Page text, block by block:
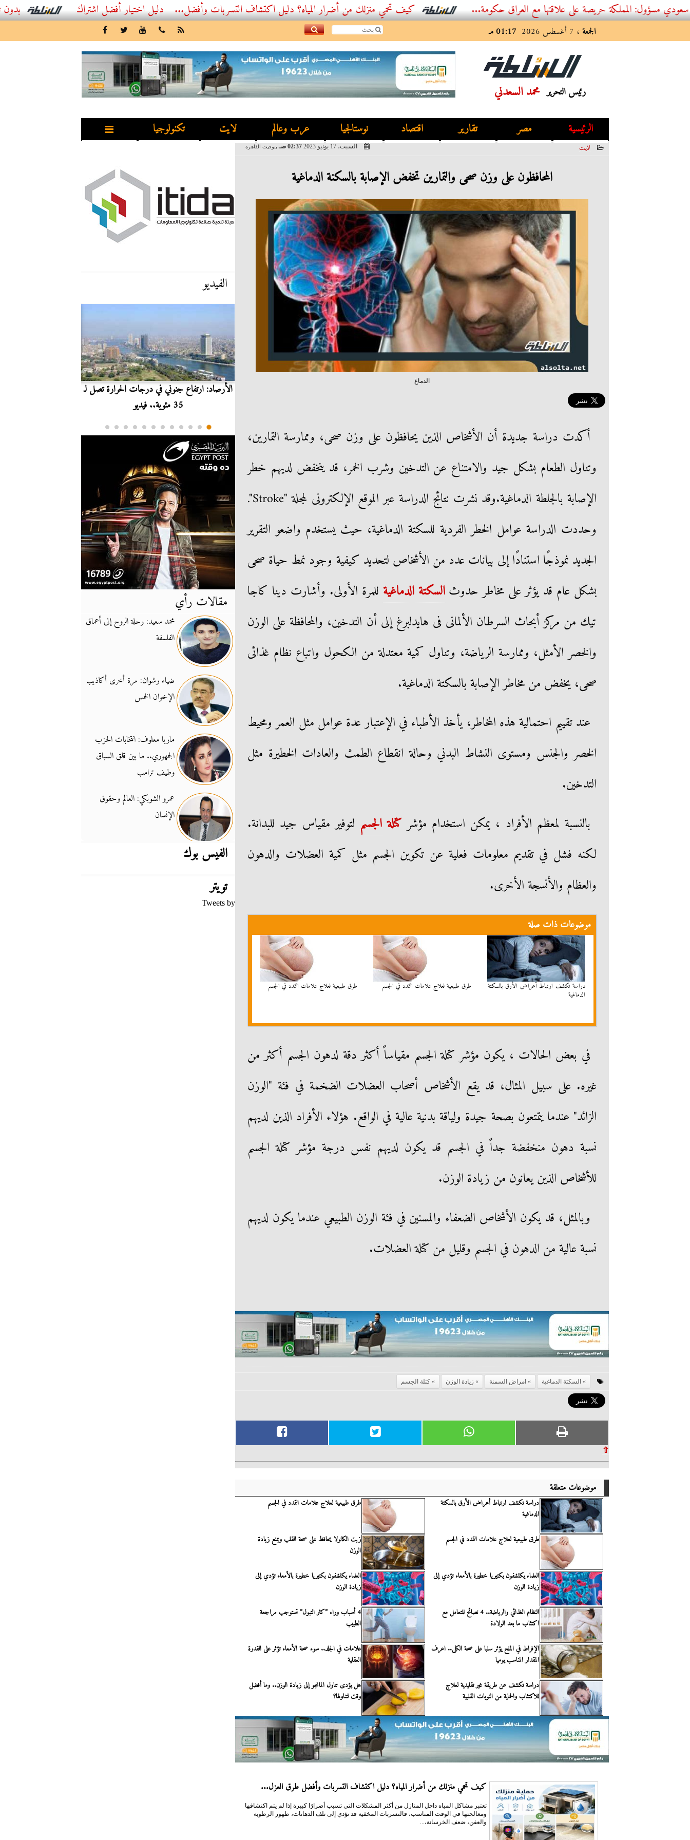
أفضل اشتراك IPTV بدون تقطيع 2026 – دليل المشاهد العصري حريصة على علاقتها مع العراق حكومة... كيف تحمي منزلك من أضرار المياه؟ دليل اكتشاف التسربات وأفضل...
الجمعة ، 7 أغسطس 2026 01:17 مـ
رئيس التحرير محمد السعدني
الرئيسية مصر تقارير اقتصاد نوستالجيا عرب وعالم لايت تكنولوجيا
لايت السبت، 17 يونيو 2023 02:37 صـ بتوقيت القاهرة
المحافظون على وزن صحى والتمارين تخفض الإصابة بالسكنة الدماغية
الدماغ
أكدت دراسة جديدة أن الأشخاص الذين يحافظون على وزن صحى، وممارسة التمارين،
وتناول الطعام بشكل جيد والامتناع عن التدخين وشرب الخمر، قد ينخفض لديهم خطر
الإصابة بالجلطة الدماغية.وقد نشرت نتائج الدراسة عبر الموقع الإلكترونى لمجلة "Stroke".
وحددت الدراسة عوامل الخطر الفردية للسكتة الدماغية، حيث يستخدم واضعو التقرير
الجديد نموذجًا استنادًا إلى بيانات عدد من الأشخاص لتحديد كيفية وجود نمط حياة صحى
بشكل عام قد يؤثر على مخاطر حدوثالسكتة الدماغية للمرة الأولى. وأشارت دينا كاجا
تيك من مركز أبحاث السرطان الألمانى فى هايدلبرغ إلى أن التدخين، والمحافظة على الوزن
والخصر الأمثل، وممارسة الرياضة، وتناول كمية معتدلة من الكحول واتباع نظام غذائى
صحى، يخفض من مخاطر الإصابة بالسكتة الدماغية.
عند تقييم احتمالية هذه المخاطر، يأخذ الأطباء في الإعتبار عدة عوامل مثل العمر ومحيط
الخصر والجنس ومستوى النشاط البدني وحالة انقطاع الطمث والعادات الخطيرة مثل
التدخين.
بالنسبة لمعظم الأفراد ، يمكن استخدام مؤشر كتلة الجسم لتوفير مقياس جيد للبدانة.
لكنه فشل في تقديم معلومات فعلية عن تكوين الجسم مثل كمية العضلات والدهون
والعظام والأنسجة الأخرى.
موضوعات ذات صلة
دراسة تكشف ارتباط أعراض الأرق بالسكتة
الدماغية
طرق طبيعية لعلاج علامات التمدد في الجسم طرق طبيعية لعلاج علامات التمدد في الجسم
في بعض الحالات ، يكون مؤشر كتلة الجسم مقياساً أكثر دقة لدهون الجسم أكثر من
غيره. على سبيل المثال، قد يقع الأشخاص أصحاب العضلات الضخمة في فئة "الوزن
الزائد" عندما يتمتعون بصحة جيدة ولياقة بدنية عالية في الواقع. هؤلاء الأفراد الذين لديهم
نسبة دهون منخفضة جداً في الجسم قد يكون لديهم نفس درجة مؤشر كتلة الجسم
للأشخاص الذين يعانون من زيادة الوزن.
وبالمثل، قد يكون الأشخاص الضعفاء والمسنين في فئة الوزن الطبيعي عندما يكون لديهم
نسبة عالية من الدهون في الجسم وقليل من كتلة العضلات.
السكتة الدماغية امراض السمنة زيادة الوزن كتلة الجسم
⇧
موضوعات متعلقة
دراسة تكشف ارتباط أعراض الأرق بالسكتة
الدماغية
طرق طبيعية لعلاج علامات التمدد في الجسم
طرق طبيعية لعلاج علامات التمدد في الجسم
زيت الكانولا يحافظ على صحة القلب ويمنع زيادة
الوزن
العلماء يكتشفون بكتيريا خطيرة بالأمعاء تؤدي إلى
زيادة الوزن
العلماء يكتشفون بكتيريا خطيرة بالأمعاء تؤدي إلى
زيادة الوزن
النظام الغذائي والرياضة.. 4 نصائح للتعامل مع
اكتئاب ما بعد الولادة
4 أسباب وراء ”كثر التبول” تستوجب مراجعة
الطبيب
الإفراط في الملح يؤثر سلبا على صحة الكلى.. اعرف
المقدار المناسب يوميا
علامات في الجلد.. سوء صحة الأمعاء تؤثر على القدرة
العقلية
دراسة تكشف عن طريقة غير تقليدية لعلاج
للاكتئاب والحماية من النوبات القلبية
هل يؤدى تناول المانجو إلى زيادة الوزن.. وما أفضل
وقت لتناولها؟
كيف تحمي منزلك من أضرار المياه؟ دليل اكتشاف التسربات وأفضل طرق العزل...
تعتبر مشاكل المياه داخل المنازل من أكثر المشكلات التي تسبب أضرارًا كبيرة إذا لم يتم اكتشافها
ومعالجتها في الوقت المناسب، فالتسربات المخفية قد تؤدي إلى تلف الدهانات، ظهور الرطوبة
والعفن، ضعف الخرسانة،...
الفيديو
الأرصاد: ارتفاع جنوني في درجات الحرارة تصل لـ
35 مئوية.. فيديو
مقالات رأي
محمد سعيد: رحلة الروح إلى أعماق
الفلسفة
ضياء رشوان: مرة أخرى أكاذيب
الإخوان الخمس
ماريا معلوف: انتخابات الحزب
الجمهوري.. ما بين قلق السباق
وطيف ترامب
عمرو الشوبكي: العالم وحقوق
الإنسان
الفيس بوك
تويتر
Tweets by